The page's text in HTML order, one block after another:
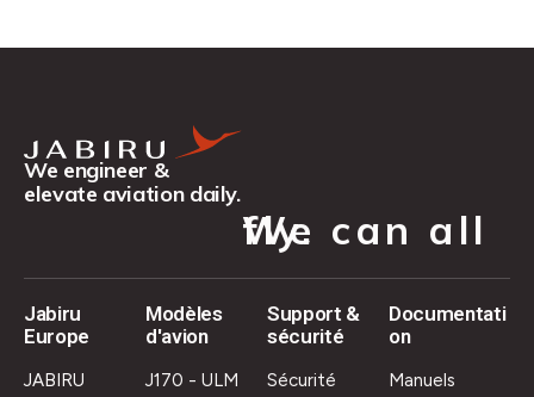
We engineer &
elevate aviation daily.
We can all fly.
Jabiru
Europe
JABIRU
Modèles
d'avion
J170 - ULM
Support &
sécurité
Sécurité
Documentati
on
Manuels